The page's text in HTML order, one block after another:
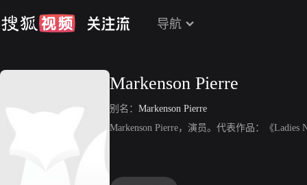
导航
Markenson Pierre
别名： Markenson Pierre
Markenson Pierre，演员。代表作品：《Ladies